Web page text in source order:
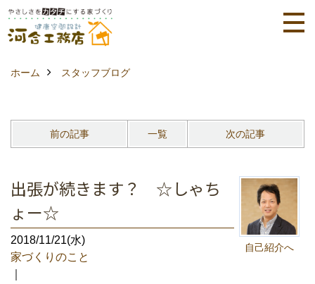
ホーム スタッフブログ
前の記事 一覧 次の記事
自己紹介へ
出張が続きます？ ☆しゃち
ょー☆
2018/11/21(水)
家づくりのこと